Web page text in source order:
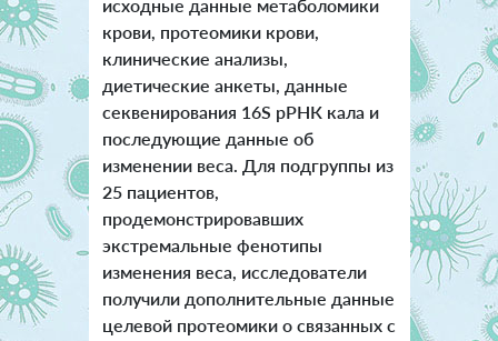
исходные данные метаболомики
крови, протеомики крови,
клинические анализы,
диетические анкеты, данные
секвенирования 16S рРНК кала и
последующие данные об
изменении веса. Для подгруппы из
25 пациентов,
продемонстрировавших
экстремальные фенотипы
изменения веса, исследователи
получили дополнительные данные
целевой протеомики о связанных с